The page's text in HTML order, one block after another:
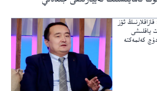
ئۆز
ياقلىشى
كەلمەكتە